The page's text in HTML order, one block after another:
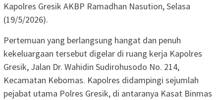
Kapolres Gresik AKBP Ramadhan Nasution, Selasa
(19/5/2026).
Pertemuan yang berlangsung hangat dan penuh
kekeluargaan tersebut digelar di ruang kerja Kapolres
Gresik, Jalan Dr. Wahidin Sudirohusodo No. 214,
Kecamatan Kebomas. Kapolres didampingi sejumlah
pejabat utama Polres Gresik, di antaranya Kasat Binmas